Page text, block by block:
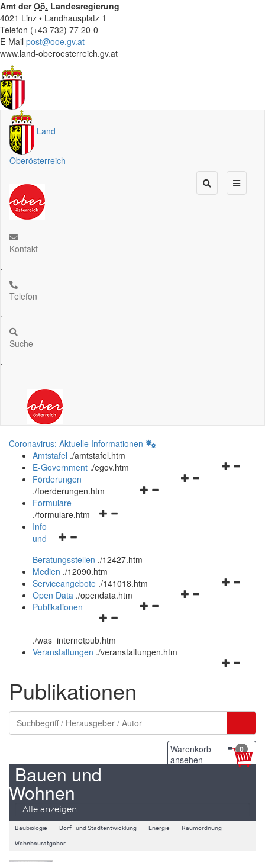
Amt derOö. Landesregierung
4021 Linz • Landhausplatz 1
Telefon (+43 732) 77 20-0
E-Mail post@ooe.gv.at
www.land-oberoesterreich.gv.at
Land
Oberösterreich
Kontakt
.
Telefon
.
Suche
.
Coronavirus: Aktuelle Informationen
Amtstafel ./amtstafel.htm
Navigationsmenü
E-Government ./egov.htm
Navigationsmenü
Förderungen
./foerderungen.htm
Navigationsmenü
Formulare
./formulare.htm
Navigationsmenü
und
schließen
Info-
und
Beratungsstellen ./12427.htm
Medien ./12090.htm
Navigationsmenü
Serviceangebote ./141018.htm
Navigationsmenü
Open Data ./opendata.htm
Navigationsmenü
und
schließen
Publikationen
./was_internetpub.htm
Veranstaltungen ./veranstaltungen.htm
Publikationen
Warenkorb
ansehen
0
Bauen und
Wohnen
Alle anzeigen
Baubiologie Dorf- und Stadtentwicklung Energie Raumordnung
Wohnbauratgeber